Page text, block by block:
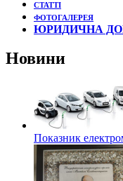
СТАТТІ
ФОТОГАЛЕРЕЯ
ЮРИДИЧНА
Новини
Показник